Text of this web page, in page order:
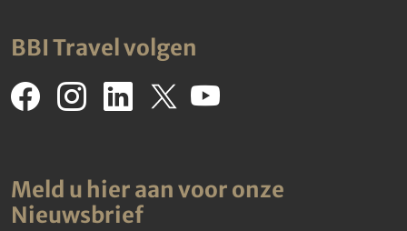
BBI Travel volgen
Meld u hier aan voor onze
Nieuwsbrief